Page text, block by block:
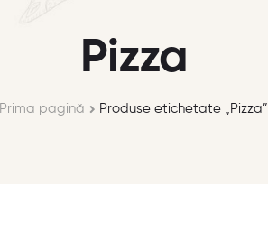
Pizza
Prima pagină Produse etichetate „Pizza”